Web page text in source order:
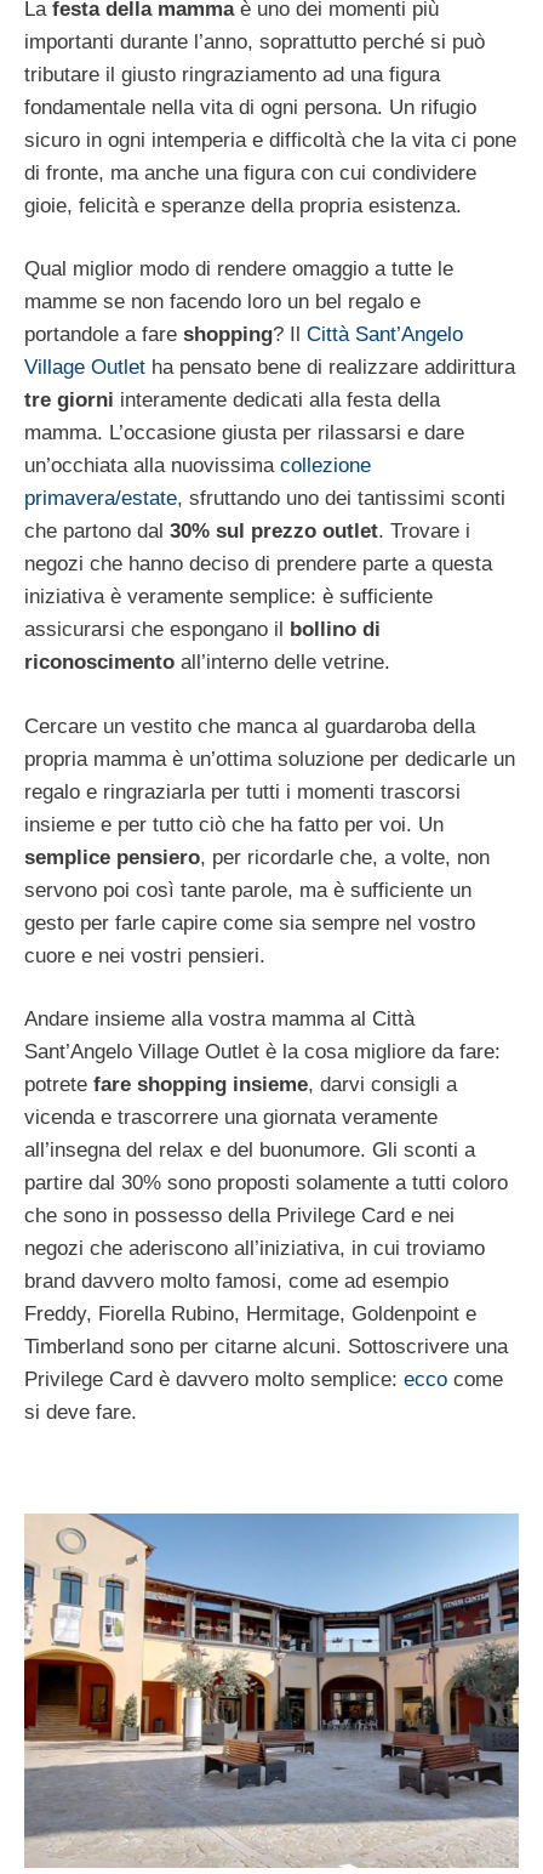
La festa della mammaè uno dei momenti più
importanti durante l’anno, soprattutto perché si può
tributare il giusto ringraziamento ad una figura
fondamentale nella vita di ogni persona. Un rifugio
sicuro in ogni intemperia e difficoltà che la vita ci pone
di fronte, ma anche una figura con cui condividere
gioie, felicità e speranze della propria esistenza.
Qual miglior modo di rendere omaggio a tutte le
mamme se non facendo loro un bel regalo e
portandole a fare shopping? Il Città Sant’Angelo
Village Outlet ha pensato bene di realizzare addirittura
tre giorni interamente dedicati alla festa della
mamma. L’occasione giusta per rilassarsi e dare
un’occhiata alla nuovissima collezione
primavera/estate, sfruttando uno dei tantissimi sconti
che partono dal 30% sul prezzo outlet. Trovare i
negozi che hanno deciso di prendere parte a questa
iniziativa è veramente semplice: è sufficiente
assicurarsi che espongano il
bollino di
riconoscimento all’interno delle vetrine.
Cercare un vestito che manca al guardaroba della
propria mamma è un’ottima soluzione per dedicarle un
regalo e ringraziarla per tutti i momenti trascorsi
insieme e per tutto ciò che ha fatto per voi. Un
semplice pensiero, per ricordarle che, a volte, non
servono poi così tante parole, ma è sufficiente un
gesto per farle capire come sia sempre nel vostro
cuore e nei vostri pensieri.
Andare insieme alla vostra mamma al Città
Sant’Angelo Village Outlet è la cosa migliore da fare:
potrete fare shopping insieme, darvi consigli a
vicenda e trascorrere una giornata veramente
all’insegna del relax e del buonumore. Gli sconti a
partire dal 30% sono proposti solamente a tutti coloro
che sono in possesso della Privilege Card e nei
negozi che aderiscono all’iniziativa, in cui troviamo
brand davvero molto famosi, come ad esempio
Freddy, Fiorella Rubino, Hermitage, Goldenpoint e
Timberland sono per citarne alcuni. Sottoscrivere una
Privilege Card è davvero molto semplice: ecco come
si deve fare.